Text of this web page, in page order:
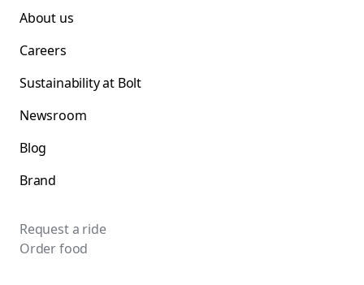
About us
Careers
Sustainability at Bolt
Newsroom
Blog
Brand
Request a ride
Order food